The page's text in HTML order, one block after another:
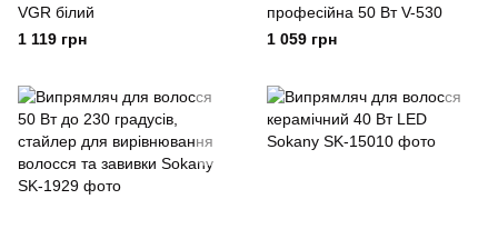
VGR білий
1 119 грн
професійна 50 Вт V-530
1 059 грн